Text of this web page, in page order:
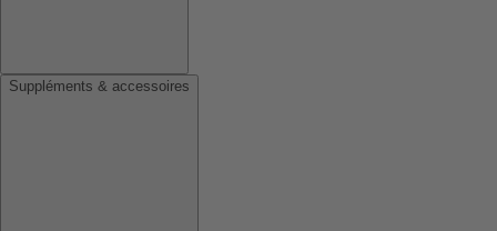
Suppléments & accessoires